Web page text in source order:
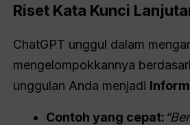
Riset Kata Kunci
ChatGPT unggul dalam
mengelompokkannya
unggulan Anda menjadi
Contoh yang cepat: